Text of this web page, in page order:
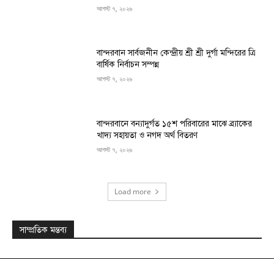
আগস্ট ৭, ২০২৬
বান্দরবান সার্বজনীন কেন্দ্রীয় শ্রী শ্রী দুর্গা মন্দিরের ত্রি
বার্ষিক নির্বাচন সম্পন্ন
আগস্ট ৭, ২০২৬
বান্দরবানে বন্যাদুর্গত ১৫শ পরিবারের মাঝে ব্র্যাকের
খাদ্য সহায়তা ও নগদ অর্থ বিতরণ
আগস্ট ৭, ২০২৬
Load more
সাম্প্রতিক মন্তব্য